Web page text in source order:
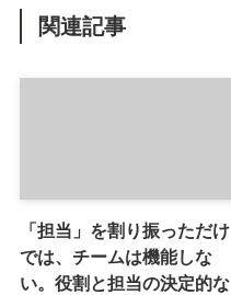
関連記事
「担当」を割り振っただけ
では、チームは機能しな
い。役割と担当の決定的な